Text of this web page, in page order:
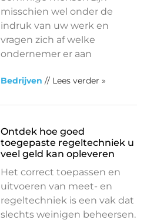
misschien wel onder de
indruk van uw werk en
vragen zich af welke
ondernemer er aan
Bedrijven // Lees verder »
Ontdek hoe goed
toegepaste regeltechniek u
veel geld kan opleveren
Het correct toepassen en
uitvoeren van meet- en
regeltechniek is een vak dat
slechts weinigen beheersen.